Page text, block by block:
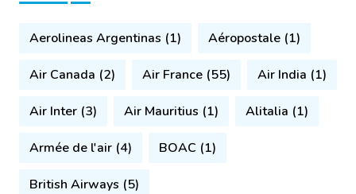
Aerolineas Argentinas (1) Aéropostale (1)
Air Canada (2) Air France (55) Air India (1)
Air Inter (3) Air Mauritius (1) Alitalia (1)
Armée de l'air (4) BOAC (1)
British Airways (5)